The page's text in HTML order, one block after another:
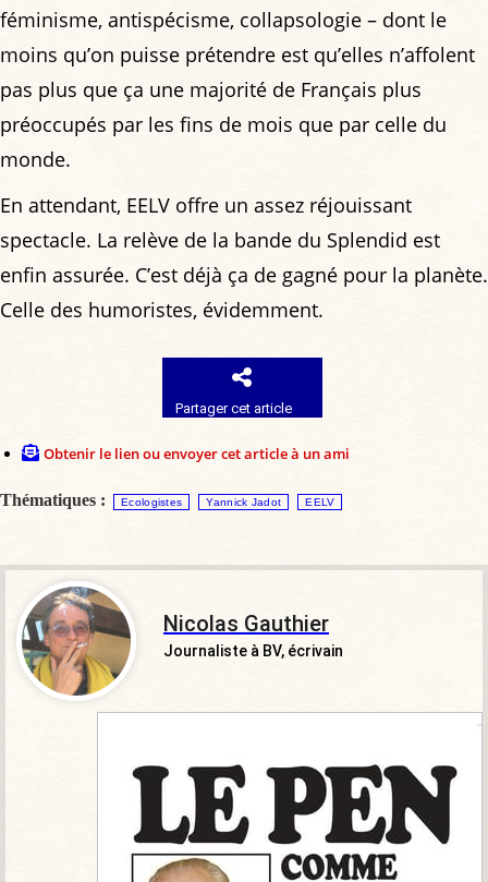
féminisme, antispécisme, collapsologie – dont le
moins qu’on puisse prétendre est qu’elles n’affolent
pas plus que ça une majorité de Français plus
préoccupés par les fins de mois que par celle du
monde.
En attendant, EELV offre un assez réjouissant
spectacle. La relève de la bande du Splendid est
enfin assurée. C’est déjà ça de gagné pour la planète.
Celle des humoristes, évidemment.
Partager cet article
Obtenir le lien ou envoyer cet article à un ami
Thématiques : Ecologistes Yannick Jadot EELV
Nicolas Gauthier
Journaliste à BV, écrivain